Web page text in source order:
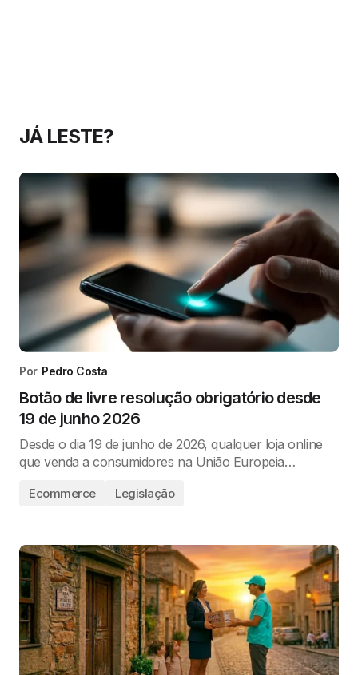
JÁ LESTE?
Por Pedro Costa
Botão de livre resolução obrigatório desde
19 de junho 2026
Desde o dia 19 de junho de 2026, qualquer loja online
que venda a consumidores na União Europeia…
Ecommerce Legislação